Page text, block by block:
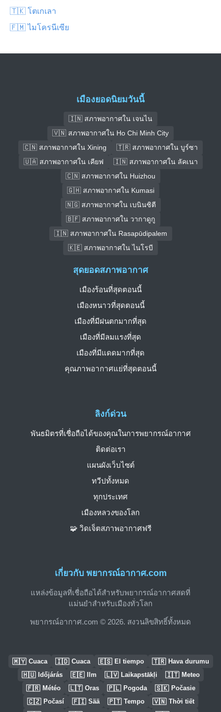
🇹🇰 โตเกเลา
🇫🇲 ไมโครนีเซีย
เมืองยอดนิยมวันนี้
🇮🇳 สภาพอากาศใน เจนไน
🇻🇳 สภาพอากาศใน Ho Chi Minh City
🇨🇳 สภาพอากาศใน Xining
🇹🇷 สภาพอากาศใน บูร์ซา
🇺🇦 สภาพอากาศใน เคียฟ
🇮🇳 สภาพอากาศใน ลัคเนา
🇨🇳 สภาพอากาศใน Huizhou
🇬🇭 สภาพอากาศใน Kumasi
🇳🇬 สภาพอากาศใน เบนินซิตี
🇧🇫 สภาพอากาศใน วากาดูกู
🇮🇳 สภาพอากาศใน Rasapūdipalem
🇰🇪 สภาพอากาศใน ไนโรบี
เกี่ยวกับ พยากรณ์อากาศ.com
แหล่งข้อมูลที่เชื่อถือได้สำหรับพยากรณ์อากาศสดที่
แม่นยำสำหรับเมืองทั่วโลก
พยากรณ์อากาศ.com © 2026. สงวนลิขสิทธิ์ทั้งหมด
ลิงก์ด่วน
พันธมิตรที่เชื่อถือได้ของคุณในการพยากรณ์อากาศ
ติดต่อเรา
แผนผังเว็บไซต์
ทวีปทั้งหมด
ทุกประเทศ
เมืองหลวงของโลก
🧩 วิดเจ็ตสภาพอากาศฟรี
สุดยอดสภาพอากาศ
เมืองร้อนที่สุดตอนนี้
เมืองหนาวที่สุดตอนนี้
เมืองที่มีฝนตกมากที่สุด
เมืองที่มีลมแรงที่สุด
เมืองที่มีแดดมากที่สุด
คุณภาพอากาศแย่ที่สุดตอนนี้
🇲🇾 Cuaca 🇮🇩 Cuaca 🇪🇸 El tiempo 🇹🇷 Hava durumu
🇭🇺 Időjárás 🇪🇪 Ilm 🇱🇻 Laikapstākļi 🇮🇹 Meteo
🇫🇷 Météo 🇱🇹 Oras 🇵🇱 Pogoda 🇸🇰 Počasie
🇨🇿 Počasí 🇫🇮 Sää 🇵🇹 Tempo 🇻🇳 Thời tiết